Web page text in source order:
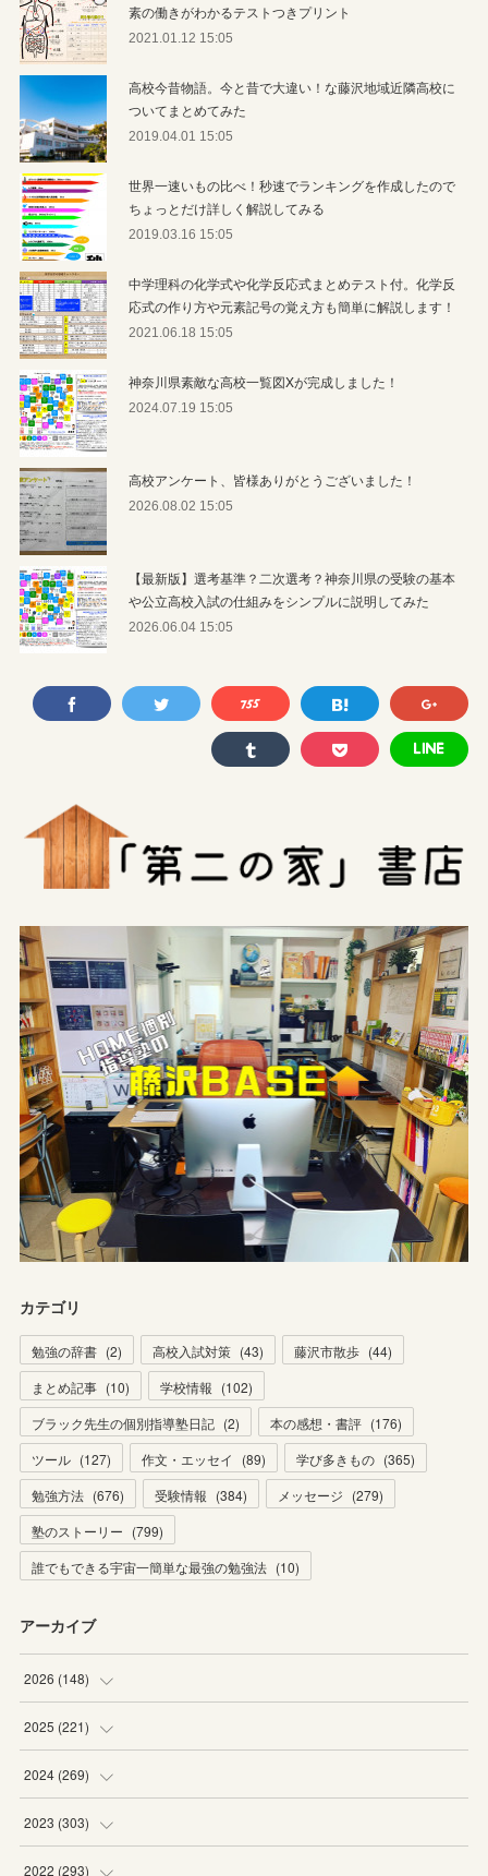
素の働きがわかるテストつきプリント
2021.01.12 15:05
高校今昔物語。今と昔で大違い！な藤沢地域近隣高校に
ついてまとめてみた
2019.04.01 15:05
世界一速いもの比べ！秒速でランキングを作成したので
ちょっとだけ詳しく解説してみる
2019.03.16 15:05
中学理科の化学式や化学反応式まとめテスト付。化学反
応式の作り方や元素記号の覚え方も簡単に解説します！
2021.06.18 15:05
神奈川県素敵な高校一覧図Xが完成しました！
2024.07.19 15:05
高校アンケート、皆様ありがとうございました！
2026.08.02 15:05
【最新版】選考基準？二次選考？神奈川県の受験の基本
や公立高校入試の仕組みをシンプルに説明してみた
2026.06.04 15:05
カテゴリ
勉強の辞書 (2) 高校入試対策 (43) 藤沢市散歩 (44)
まとめ記事 (10) 学校情報 (102)
ブラック先生の個別指導塾日記 (2) 本の感想・書評 (176)
ツール (127) 作文・エッセイ (89) 学び多きもの (365)
勉強方法 (676) 受験情報 (384) メッセージ (279)
塾のストーリー (799)
誰でもできる宇宙一簡単な最強の勉強法 (10)
アーカイブ
2026 (148)
(6)
(22
(20
(19
2025 (221)
(19
(20
(19
2024 (269)
(16
(16
2023 (303)
(27
2022 (293)